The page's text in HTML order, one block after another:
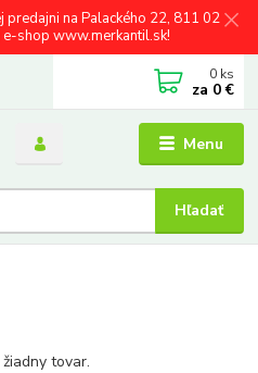
predajni na Palackého 22, 811 02
shop www.merkantil.sk!
Menu
Hľadať
0 ks
za 0 €
tovar.